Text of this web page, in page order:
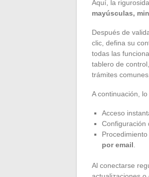
Aquí, la
mayúsculas,
Después de
clic, defina su
todas las
tablero de
trámites
A continuación,
Acceso
Configuración
por email
Al conectarse